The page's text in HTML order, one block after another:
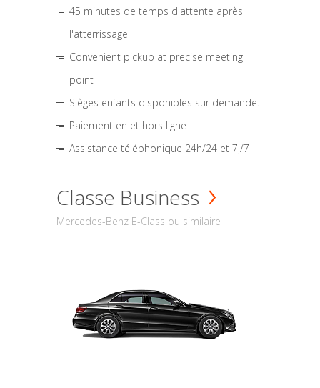
45 minutes de temps d'attente après
l'atterrissage
Convenient pickup at precise meeting
point
Sièges enfants disponibles sur demande.
Paiement en et hors ligne
Assistance téléphonique 24h/24 et 7j/7
Classe Business
Mercedes-Benz E-Class ou similaire